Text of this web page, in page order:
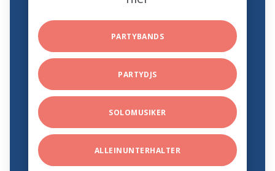
PARTYBANDS
PARTYDJS
SOLOMUSIKER
ALLEINUNTERHALTER